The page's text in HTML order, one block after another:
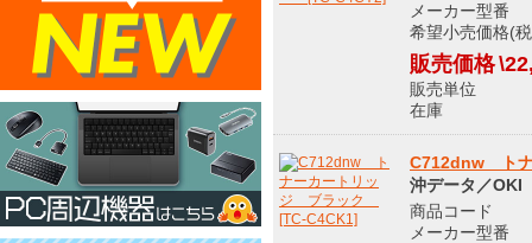
メーカー型
希望小売価格(
販売価格
販売単
在庫 メ
C712dnw ト
沖データ／OKI
商品コー
メーカー型